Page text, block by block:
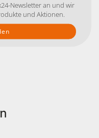
Newsletter an und wir
und Aktionen.